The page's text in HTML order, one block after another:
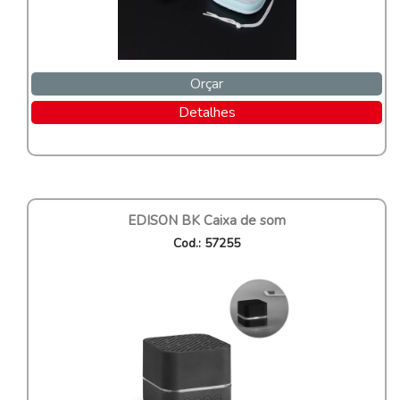
Orçar
Detalhes
EDISON BK Caixa de som
Cod.: 57255